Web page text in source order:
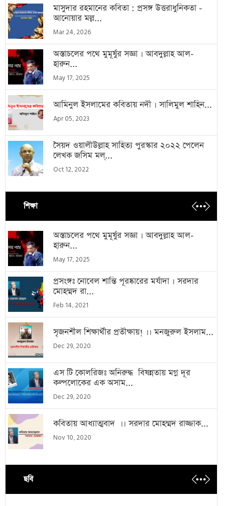
মাসুদার রহমানের কবিতা : প্রসঙ্গ উত্তরাধুনিকতা -
আনোয়ার মল্ল...
Mar 24, 2026
অস্তাচলের পথে মুমূর্ষুর সজ্ঞা । আবদুল্লাহ আল-
হারুন...
May 17, 2025
আমিনুল ইসলামের কবিতায় নদী । সালিমুল শাহিন...
Apr 05, 2023
সৈয়দ ওয়ালীউল্লাহ সাহিত্য পুরস্কার ২০২২ পেলেন
লেখক জসিম মল্...
Oct 12, 2022
শিক্ষা
অস্তাচলের পথে মুমূর্ষুর সজ্ঞা । আবদুল্লাহ আল-
হারুন...
May 17, 2025
প্রসংঙ্গঃ নোবেল শান্তি পূরষ্কারের মর্যাদা । সরদার
মোহম্মদ রা...
Feb 14, 2021
সৃজনশীল শিক্ষার্থীর প্রতীক্ষায়! ।। মনজুরুল ইসলাম...
Dec 29, 2020
এস টি কোলরিজঃ অনিরুদ্ধ বিষন্নতায় মগ্ন দূর
কল্পলোকের এক অসাম...
Dec 29, 2020
কবিতায় আধ্যাত্মবাদ ।। সরদার মোহম্মদ রাজ্জাক...
Nov 10, 2020
ছবি